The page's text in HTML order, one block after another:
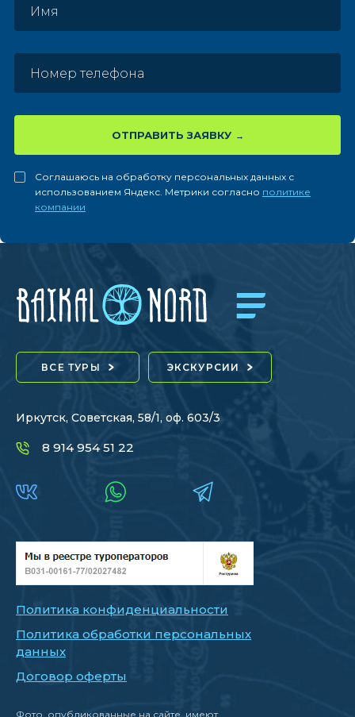
ОТПРАВИТЬ ЗАЯВКУ
Соглашаюсь на обработку персональных данных с
использованием Яндекс. Метрики согласно политике
компании
ВСЕ ТУРЫ ЭКСКУРСИИ
Иркутск, Советская, 58/1, оф. 603/3
8 914 954 51 22
Политика конфиденциальности
Политика обработки персональных
данных
Договор оферты
Фото, опубликованные на сайте, имеют